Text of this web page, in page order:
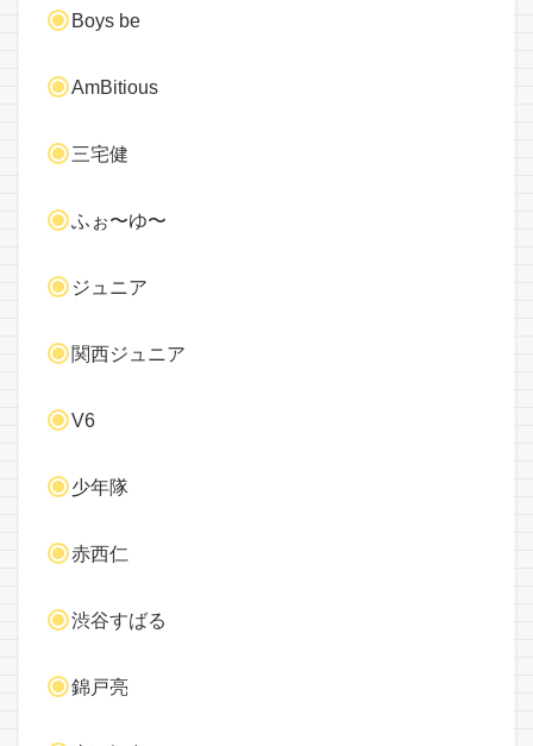
Boys be
AmBitious
三宅健
ふぉ〜ゆ〜
ジュニア
関西ジュニア
V6
少年隊
赤西仁
渋谷すばる
錦戸亮